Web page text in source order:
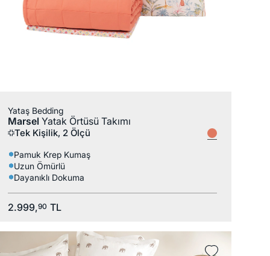
Yataş Bedding
MarselYatak Örtüsü Takımı
Tek Kişilik, 2 Ölçü
Pamuk Krep Kumaş
Uzun Ömürlü
Dayanıklı Dokuma
2.999,90 TL